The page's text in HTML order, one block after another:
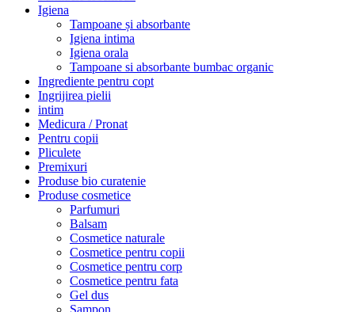
Igiena
Tampoane și absorbante
Igiena intima
Igiena orala
Tampoane si absorbante bumbac organic
Ingrediente pentru copt
Ingrijirea pielii
intim
Medicura / Pronat
Pentru copii
Pliculete
Premixuri
Produse bio curatenie
Produse cosmetice
Parfumuri
Balsam
Cosmetice naturale
Cosmetice pentru copii
Cosmetice pentru corp
Cosmetice pentru fata
Gel dus
Sampon